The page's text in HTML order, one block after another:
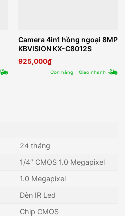
Camera 4in1 hồng ngoại 8MP
KBVISION KX-C8012S
925,000₫
Còn hàng - Giao nhanh
24 tháng
1/4″ CMOS 1.0 Megapixel
1.0 Megapixel
Đèn IR Led
Chip CMOS